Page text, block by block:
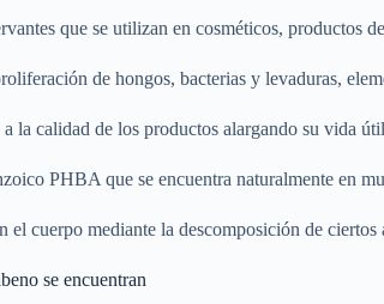
que se utilizan en cosméticos, productos
de hongos, bacterias y levaduras,
la calidad de los productos alargando su vida
PHBA que se encuentra naturalmente en
el cuerpo mediante la descomposición de ciertos
se encuentran